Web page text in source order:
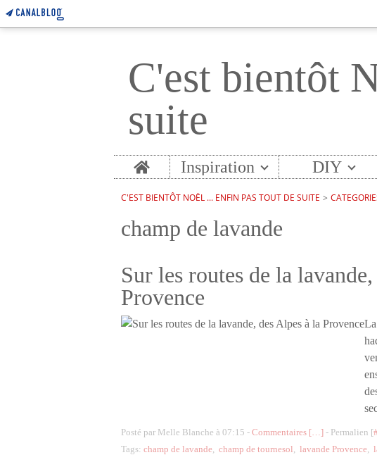
C'est bientôt
suite
Home Inspiration DIY
C'EST BIENTÔT NOËL ... ENFIN PAS TOUT DE SUITE >
champ de lavande
Sur les routes de la
Provence
Posté par Melle Blanche à 07:15 - Commentaires […] - Permalien [#
Tags: champ de lavande, champ de tournesol, lavande Provence,